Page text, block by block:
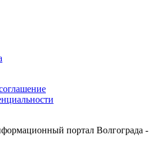
портал Волгограда -